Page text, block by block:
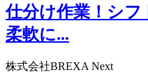
仕分け作業！シ
柔軟に...
株式会社BREXA Next